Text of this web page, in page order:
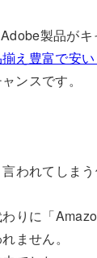
製品がキ
え豊富で安い
ンスです。
われてしまう
りに「
ません。